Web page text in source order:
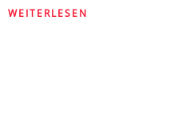
WEITERLESEN